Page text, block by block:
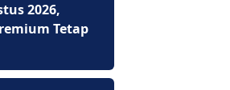
2026,
Tetap